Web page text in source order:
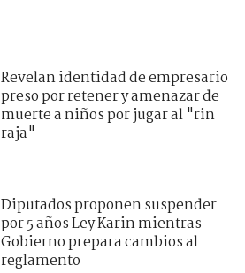
Revelan identidad de empresario
preso por retener y amenazar de
muerte a niños por jugar al "rin
raja"
Diputados proponen suspender
por 5 años Ley Karin mientras
Gobierno prepara cambios al
reglamento